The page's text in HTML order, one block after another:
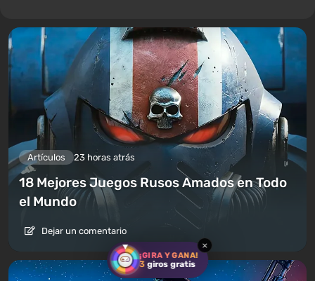
¡GIRA Y GANA!
3 giros gratis
×
Artículos 23 horas atrás
18 Mejores Juegos Rusos Amados en Todo
el Mundo
Dejar un comentario